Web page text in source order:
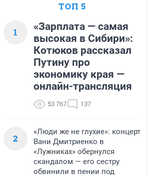
ТОП 5
1
«Зарплата — самая
высокая в Сибири»:
Котюков рассказал
Путину про
экономику края —
онлайн-трансляция
53 767 137
2
«Люди же не глухие»: концерт
Вани Дмитриенко в
«Лужниках» обернулся
скандалом — его сестру
обвинили в пении под